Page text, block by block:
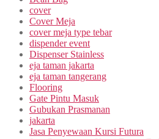
cover
Cover Meja
cover meja type tebar
dispender event
Dispenser Stainless
eja taman jakarta
eja taman tangerang
Flooring
Gate Pintu Masuk
Gubukan Prasmanan
jakarta
Jasa Penyewaan Kursi Futura